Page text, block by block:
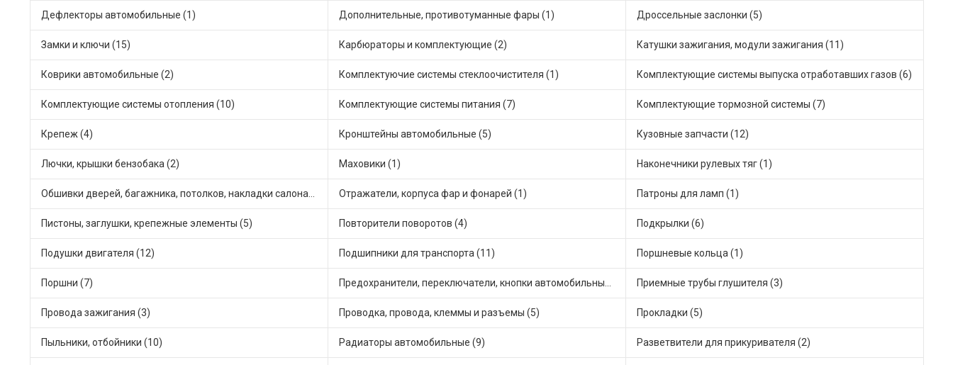
Дефлекторы автомобильные (1) Дополнительные, противотуманные фары (1) Дроссельные заслонки (5)
Замки и ключи (15) Карбюраторы и комплектующие (2) Катушки зажигания, модули зажигания (11)
Коврики автомобильные (2) Комплектуючие системы стеклоочистителя (1) Комплектующие системы выпуска отработавших газов (6)
Комплектующие системы отопления (10) Комплектующие системы питания (7) Комплектующие тормозной системы (7)
Крепеж (4) Кронштейны автомобильные (5) Кузовные запчасти (12)
Лючки, крышки бензобака (2) Маховики (1) Наконечники рулевых тяг (1)
Обшивки дверей, багажника, потолков, накладки салона (2) Отражатели, корпуса фар и фонарей (1) Патроны для ламп (1)
Пистоны, заглушки, крепежные элементы (5) Повторители поворотов (4) Подкрылки (6)
Подушки двигателя (12) Подшипники для транспорта (11) Поршневые кольца (1)
Поршни (7) Предохранители, переключатели, кнопки автомобильные (31) Приемные трубы глушителя (3)
Провода зажигания (3) Проводка, провода, клеммы и разъемы (5) Прокладки (5)
Пыльники, отбойники (10) Радиаторы автомобильные (9) Разветвители для прикуривателя (2)